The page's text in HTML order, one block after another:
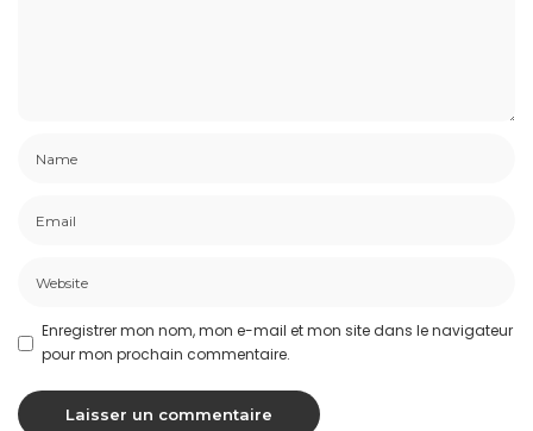
Enregistrer mon nom, mon e-mail et mon site dans le navigateur
pour mon prochain commentaire.